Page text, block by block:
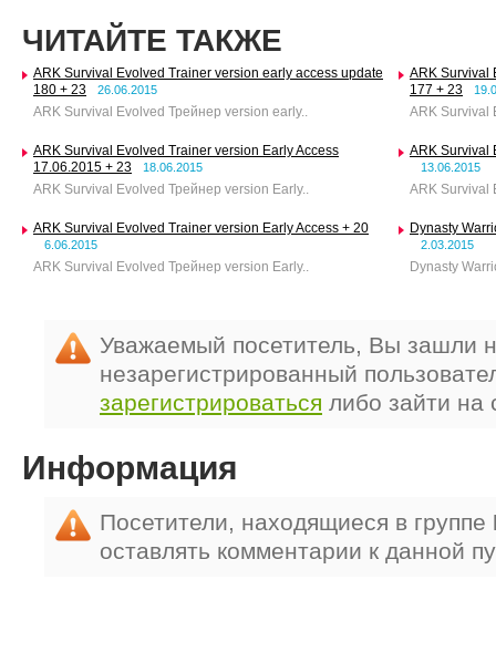
ЧИТАЙТЕ ТАКЖЕ
ARK Survival Evolved Trainer version early access update
180 + 23
26.06.2015
ARK Survival Evolved Трейнер version early..
ARK Survival
177 + 23
ARK Survival
ARK Survival Evolved Trainer version Early Access
17.06.2015 + 23
18.06.2015
ARK Survival Evolved Трейнер version Early..
ARK Survival
13.06.2015
ARK Survival
ARK Survival Evolved Trainer version Early Access + 20
6.06.2015
ARK Survival Evolved Трейнер version Early..
Dynasty
2.03.2015
Dynasty
Уважаемый посетитель, Вы зашли
незарегистрированный
зарегистрироваться либо зайти на
Информация
Посетители, находящиеся в группе
оставлять комментарии к данной